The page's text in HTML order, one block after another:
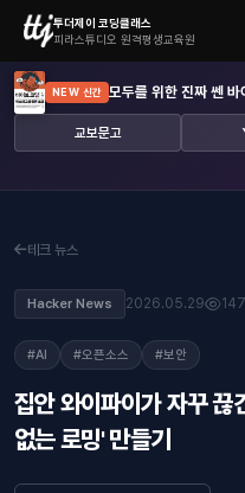
투더제이 코딩클래스
피라스튜디오 원격평생교육원
NEW 신간 모두를 위한 진짜 쎈 바
교보문고
테크 뉴스
Hacker News 2026.05.29 147
#AI #오픈소스 #보안
집안 와이파이가 자꾸
없는 로밍' 만들기